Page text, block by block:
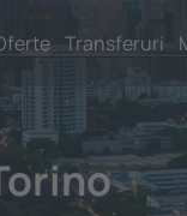
Transferuri